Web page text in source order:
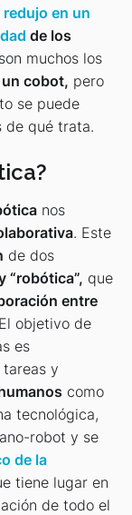
en un
de los
muchos los
cobot, pero
se puede
de qué trata.
nos
. Este
de dos
“robótica”, que
entre
objetivo de
es
tareas y
como
tecnológica,
robot y se
de la
tiene lugar en
de todo el